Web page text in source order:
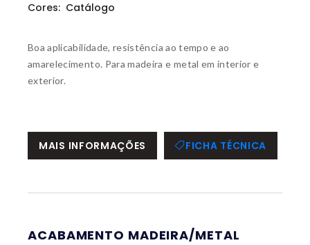
Cores: Catálogo
Boa aplicabilidade, resistência ao tempo e ao
amarelecimento. Para madeira e metal em interior e
exterior.
MAIS INFORMAÇÕES FICHA TÉCNICA
ACABAMENTO MADEIRA/METAL